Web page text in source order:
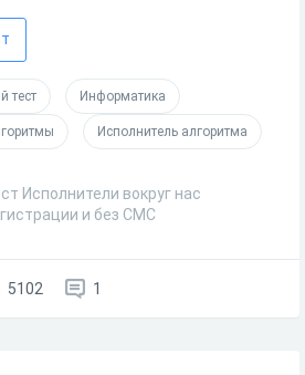
тест Информатика
Исполнитель алгоритма
Исполнители вокруг нас
и без СМС
5102 1